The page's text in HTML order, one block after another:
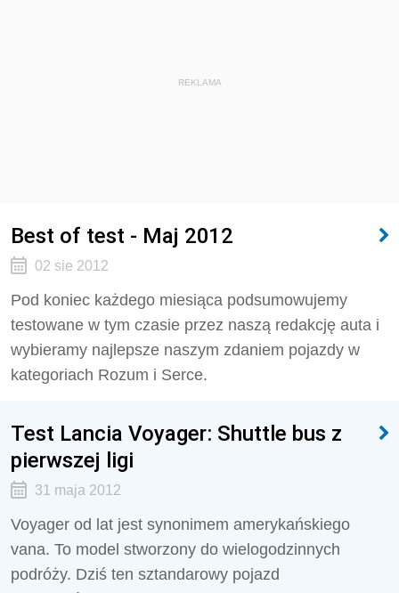
REKLAMA
Best of test - Maj 2012
02 sie 2012
Pod koniec każdego miesiąca podsumowujemy
testowane w tym czasie przez naszą redakcję auta i
wybieramy najlepsze naszym zdaniem pojazdy w
kategoriach Rozum i Serce.
Test Lancia Voyager: Shuttle bus z
pierwszej ligi
31 maja 2012
Voyager od lat jest synonimem amerykańskiego
vana. To model stworzony do wielogodzinnych
podróży. Dziś ten sztandarowy pojazd